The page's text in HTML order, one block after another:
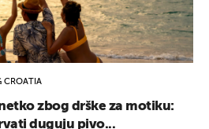
CROATIA
zbog drške za motiku:
duguju pivo...